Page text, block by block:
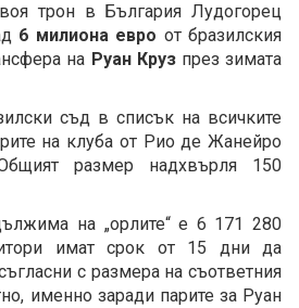
трон в България Лудогорец
6 милиона евро от бразилския
на Руан Крузпрез зимата
съд в списък на всичките
на клуба от Рио де Жанейро
размер надхвърля 150
на „орлите“ е 6 171 280
имат срок от 15 дни да
с размера на съответния
именно заради парите за Руан